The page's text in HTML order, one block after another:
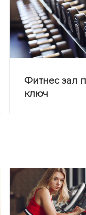
Фитнес зал
ключ